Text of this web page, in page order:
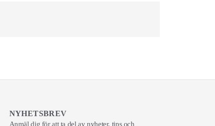
NYHETSBREV
Anmäl dig för att ta del av nyheter, tips och